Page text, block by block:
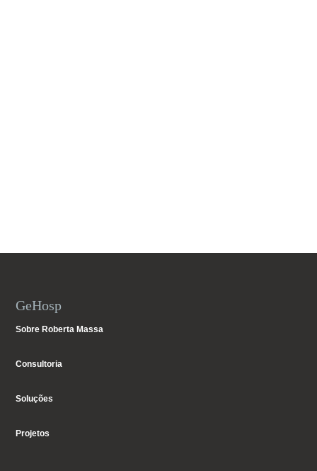
GeHosp
Sobre Roberta Massa
Consultoria
Soluções
Projetos